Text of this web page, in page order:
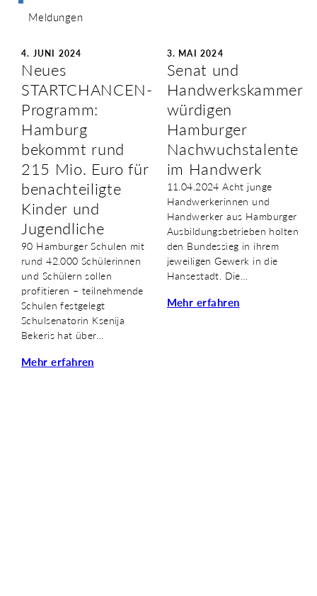
Meldungen
© 2
4. JUNI 2024
Neues
STARTCHANCEN-
Programm:
Hamburg
bekommt rund
215 Mio. Euro für
benachteiligte
Kinder und
Jugendliche
90 Hamburger Schulen mit
rund 42.000 Schülerinnen
und Schülern sollen
profitieren – teilnehmende
Schulen festgelegt
Schulsenatorin Ksenija
Bekeris hat über…
Mehr erfahren
© 3
3. MAI 2024
Senat und
Handwerkskammer
würdigen
Hamburger
Nachwuchstalente
im Handwerk
11.04.2024 Acht junge
Handwerkerinnen und
Handwerker aus Hamburger
Ausbildungsbetrieben holten
den Bundessieg in ihrem
jeweiligen Gewerk in die
Hansestadt. Die…
Mehr erfahren